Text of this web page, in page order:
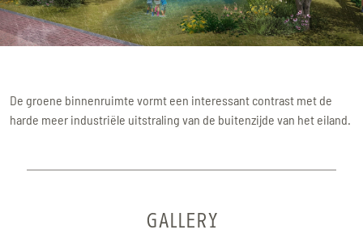
De groene binnenruimte vormt een interessant contrast met de
harde meer industriële uitstraling van de buitenzijde van het eiland.
GALLERY